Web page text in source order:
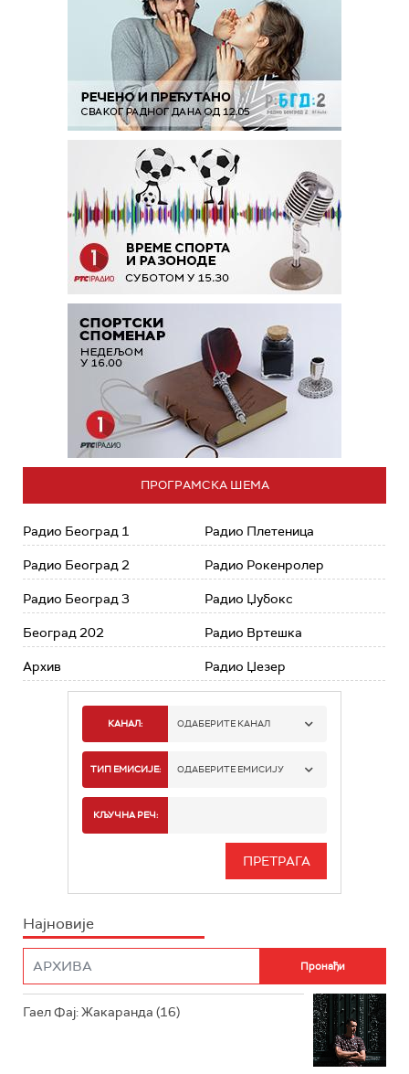
ПРОГРАМСКА ШЕМА
Радио Београд 1
Радио Београд 2
Радио Београд 3
Београд 202
Архив
Радио Плетеница
Радио Рокенролер
Радио Џубокс
Радио Вртешка
Радио Џезер
КАНАЛ: ОДАБЕРИТЕ КАНАЛ
РАДИО БЕОГРАД 1
РАДИО БЕОГРАД 3
РАДИО РОКЕНРОЛЕР
ТИП ЕМИСИЈЕ: ОДАБЕРИТЕ ЕМИСИЈУ
ИНФО
КЉУЧНА РЕЧ:
Најновије
Гаел Фај: Жакаранда (16)